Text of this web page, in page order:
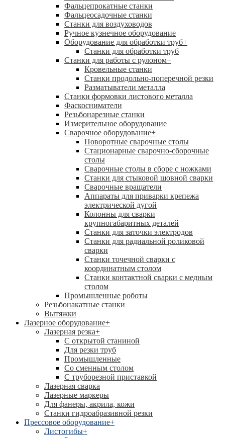
Фальцепрокатные станки
Фальцеосадочные станки
Станки для воздуховодов
Ручное кузнечное оборудование
Оборудование для обработки труб+
Станки для обработки труб
Станки для работы с рулоном+
Кровельные станки
Станки продольно-поперечной резки
Разматыватели металла
Станки формовки листового металла
Фаскосниматели
Резьбонарезные станки
Измерительное оборудование
Сварочное оборудование+
Поворотные сварочные столы
Стационарные сварочно-сборочные
столы
Сварочные столы в сборе с ножками
Станки для стыковой шовной сварки
Сварочные вращатели
Аппараты для приварки крепежа
электрической дугой
Колонны для сварки
крупногабаритных деталей
Станки для заточки электродов
Станки для радиальной роликовой
сварки
Станки точечной сварки с
координатным столом
Станки контактной сварки с медным
столом
Промышленные роботы
Резьбонакатные станки
Вытяжки
Лазерное оборудование+
Лазерная резка+
С открытой станиной
Для резки труб
Промышленные
Со сменным столом
С труборезной приставкой
Лазерная сварка
Лазерные маркеры
Для фанеры, акрила, кожи
Станки гидроабразивной резки
Прессовое оборудование+
Листогибы+